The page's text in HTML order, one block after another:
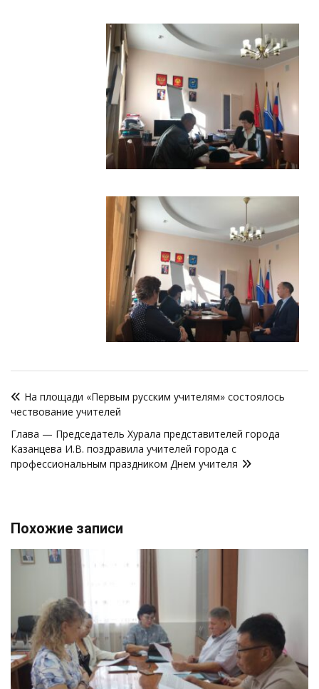
по
записям
На площади «Первым русским учителям» состоялось
чествование учителей
Глава — Председатель Хурала представителей города
Казанцева И.В. поздравила учителей города с
профессиональным праздником Днем учителя
Похожие записи